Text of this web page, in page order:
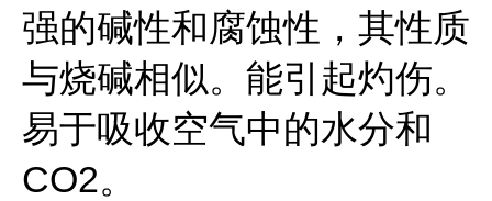
强的碱性和腐蚀性，其性质
与烧碱相似。能引起灼伤。
易于吸收空气中的水分和
CO2。